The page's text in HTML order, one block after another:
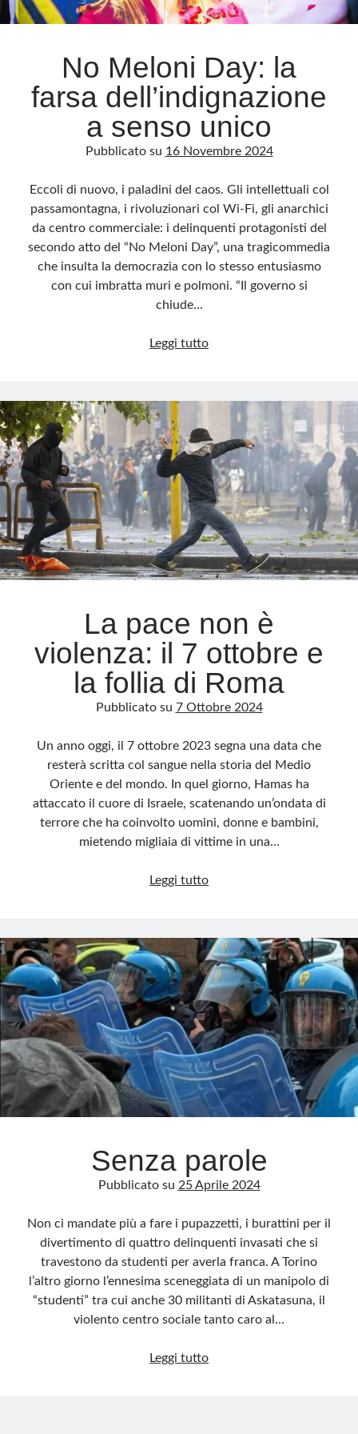
Archivio
Categorie
Questo blog non rappresenta una testata giornalistica, in quanto viene aggiornato
senza alcuna periodicità. Non può pertanto considerarsi un prodotto editoriale ai
sensi della legge n· 62 del 7.03.2001. L’autore non è responsabile di quanto
pubblicato dai lettori nei commenti ai vari post. Saranno comunque cancellati quelli
ritenuti offensivi o lesivi dell’immagine o dell’onorabilità di terzi, di genere spam,
razzisti o che contengano dati personali non conformi al rispetto delle norme sulla
privacy. Alcune immagini inserite in questo blog sono tratte da Internet e, pertanto,
considerate di pubblico dominio. Qualora la loro pubblicazione violasse eventuali
Meta
Accedi
Feed dei contenuti
Feed dei commenti
WordPress.org
No Meloni Day: la
farsa dell’indignazione
a senso unico
Pubblicato su 16 Novembre 2024
Eccoli di nuovo, i paladini del caos. Gli intellettuali col
passamontagna, i rivoluzionari col Wi-Fi, gli anarchici
da centro commerciale: i delinquenti protagonisti del
secondo atto del “No Meloni Day”, una tragicommedia
che insulta la democrazia con lo stesso entusiasmo
con cui imbratta muri e polmoni. “Il governo si
chiude…
Leggi tuttoNo
la
dell’indignazione
a
senso
unico
La pace non è
violenza: il 7 ottobre e
la follia di Roma
Pubblicato su 7 Ottobre 2024
Un anno oggi, il 7 ottobre 2023 segna una data che
resterà scritta col sangue nella storia del Medio
Oriente e del mondo. In quel giorno, Hamas ha
attaccato il cuore di Israele, scatenando un’ondata di
terrore che ha coinvolto uomini, donne e bambini,
mietendo migliaia di vittime in una…
Leggi tuttoLa
è
violenza:
il
ottobre
e
la
follia
di
Roma
Senza parole
Pubblicato su 25 Aprile 2024
Non ci mandate più a fare i pupazzetti, i burattini per il
divertimento di quattro delinquenti invasati che si
travestono da studenti per averla franca. A Torino
l’altro giorno l’ennesima sceneggiata di un manipolo di
“studenti” tra cui anche 30 militanti di Askatasuna, il
violento centro sociale tanto caro al…
Leggi tuttoSenza